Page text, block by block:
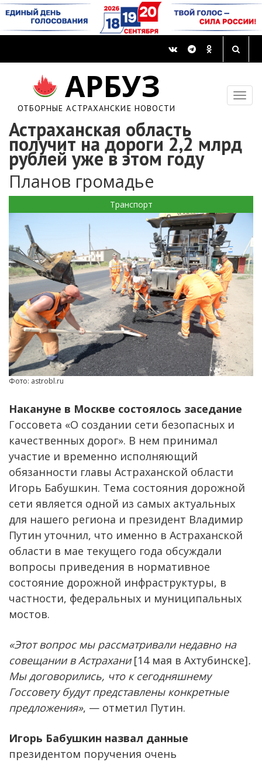
АРБУЗ
ОТБОРНЫЕ АСТРАХАНСКИЕ НОВОСТИ
Астраханская область
получит на дороги 2,2 млрд
рублей уже в этом году
Планов громадье
Транспорт
Фото: astrobl.ru
Накануне в Москве состоялось заседание
Госсовета «О создании сети безопасных и
качественных дорог». В нем принимал
участие и временно исполняющий
обязанности главы Астраханской области
Игорь Бабушкин. Тема состояния дорожной
сети является одной из самых актуальных
для нашего региона и президент Владимир
Путин уточнил, что именно в Астраханской
области в мае текущего года обсуждали
вопросы приведения в нормативное
состояние дорожной инфраструктуры, в
частности, федеральных и муниципальных
мостов.
«Этот вопрос мы рассматривали недавно на
совещании в Астрахани[14 мая в Ахтубинске].
Мы договорились, что к сегодняшнему
Госсовету будут представлены конкретные
предложения», — отметил Путин.
Игорь Бабушкин назвал данные
президентом поручения очень